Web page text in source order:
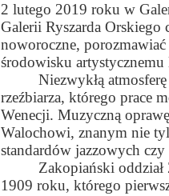
2 lutego 2019 roku w
Galerii Ryszarda Orskiego
noworoczne,
środowisku artystycznemu
Niezwykłą
rzeźbiarza, którego prace
Wenecji. Muzyczną
Walochowi, znanym nie
standardów jazzowych
Zakopiański
1909 roku, którego